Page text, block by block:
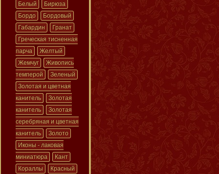
Белый
Бирюза
Бордо
Бордовый
Габардин
Гранат
Греческая тисненная
парча
Желтый
Жемчуг
Живопись
темперой
Зеленый
Золотая и цветная
канитель
Золотая
канитель
Золотая
серебряная и цветная
канитель
Золото
Иконы - лаковая
миниатюра
Кант
Кораллы
Красный